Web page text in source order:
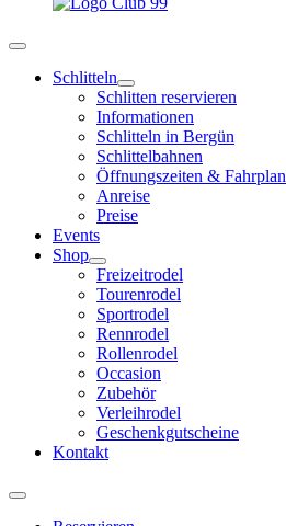
Schlitteln
Schlitten reservieren
Informationen
Schlitteln in Bergün
Schlittelbahnen
Öffnungszeiten & Fahrplan
Anreise
Preise
Events
Shop
Freizeitrodel
Tourenrodel
Sportrodel
Rennrodel
Rollenrodel
Occasion
Zubehör
Verleihrodel
Geschenkgutscheine
Kontakt